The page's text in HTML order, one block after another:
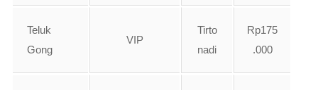
Teluk
Gong
VIP
Tirto
nadi
Rp175
.000